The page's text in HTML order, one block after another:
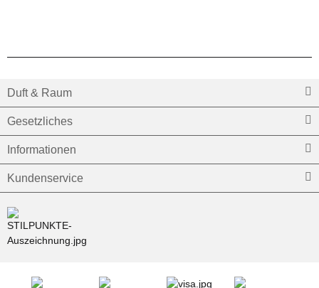
Duft & Raum
Gesetzliches
Informationen
Kundenservice